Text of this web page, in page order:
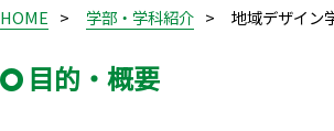
HOME 学部・学科紹介 地域デザイン
目的・概要